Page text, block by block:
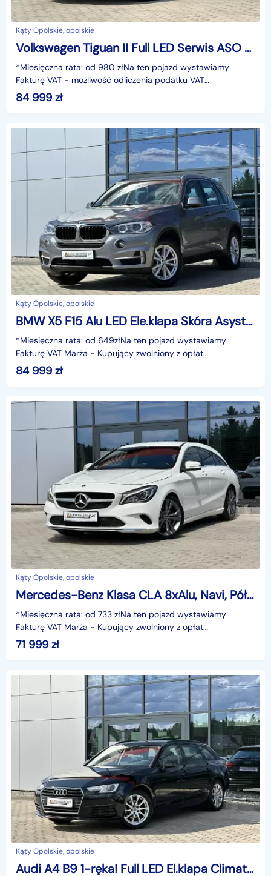
Kąty Opolskie, opolskie
Volkswagen Tiguan II Full LED Serwis ASO Asystenci Grzane fotele 3xClimatronic GWARANCJA!
*Miesięczna rata: od 980 złNa ten pojazd wystawiamy
Fakturę VAT - możliwość odliczenia podatku VAT
23%Gwarancja: 6 miesięcy.Cechy szczególne:Dynamiczny
oszczęd
84 999 zł
Kąty Opolskie, opolskie
BMW X5 F15 Alu LED Ele.klapa Skóra Asystent Kamera Navi Hak Serwis ASO GWARANCJ
*Miesięczna rata: od 649złNa ten pojazd wystawiamy
Fakturę VAT Marża - Kupujący zwolniony z opłat
skarbowych.Gwarancja: 6 miesięcy.Cechy szczególne:Wersja
84 999 zł
Kąty Opolskie, opolskie
Mercedes-Benz Klasa CLA 8xAlu, Navi, Półskóra, LED, Kamera, Grzane fotele, Ele.Klapa,GWARANC
*Miesięczna rata: od 733 złNa ten pojazd wystawiamy
Fakturę VAT Marża - Kupujący zwolniony z opłat
skarbowych.Gwarancja: 6 miesięcy.Cechy
szczególne:Dynamiczny
71 999 zł
Kąty Opolskie, opolskie
Audi A4 B9 1-ręka! Full LED El.klapa Climatronic Tempomat Bluetooth Alu GWARANC